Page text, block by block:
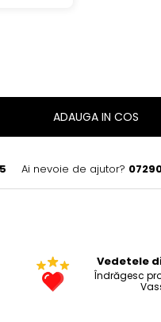
ADAUGA IN COS
Ai nevoie de ajutor?
Vedetele
Îndrăgesc